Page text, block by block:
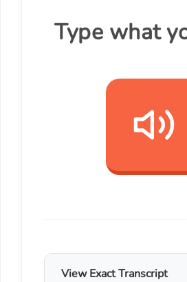
Type what
View Exact Transcript